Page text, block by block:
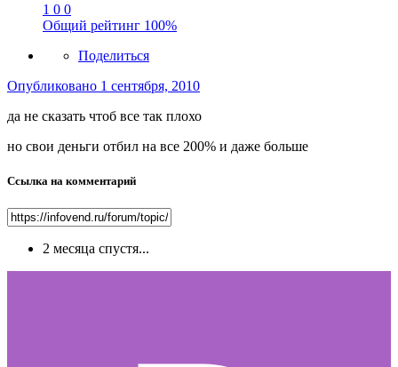
1 0 0
Общий рейтинг 100%
Поделиться
Опубликовано 1 сентября, 2010
да не сказать чтоб все так плохо
но свои деньги отбил на все 200% и даже больше
Ссылка на комментарий
2 месяца спустя...